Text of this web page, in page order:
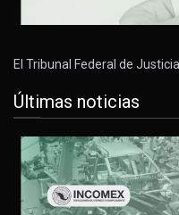
El Tribunal Federal de
Últimas noticias